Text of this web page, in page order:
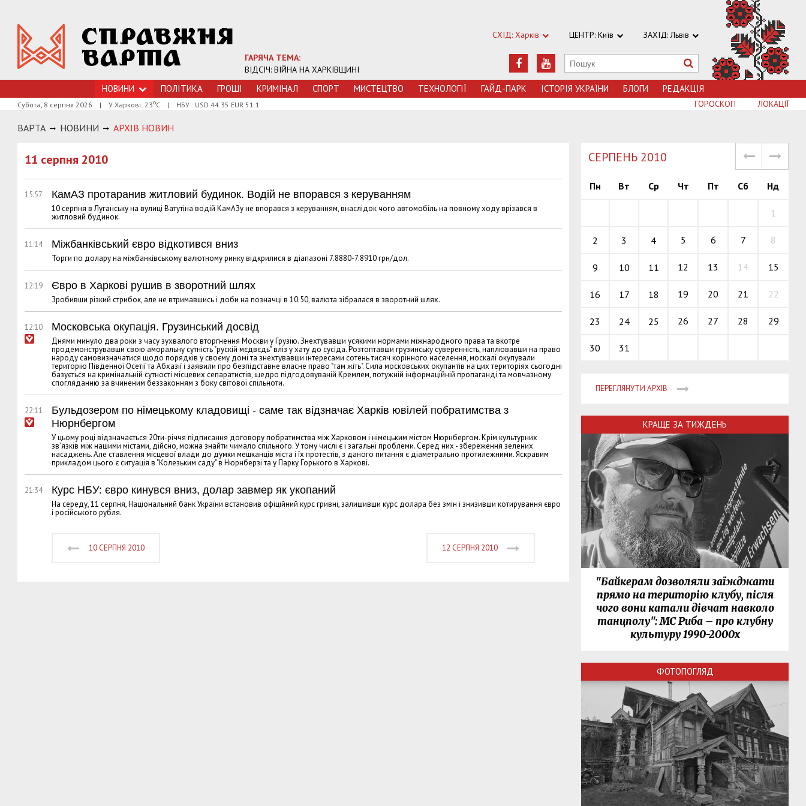
ГАРЯЧА ТЕМА:
ВІДСІЧ: ВІЙНА НА ХАРКІВЩИНІ
СХІД: Харків ЦЕНТР: Київ ЗАХІД: Львів
НОВИНИ ПОЛІТИКА ГРОШI КРИМIНАЛ СПОРТ МИСТЕЦТВО ТЕХНОЛОГIЇ ГАЙД-ПАРК ІСТОРІЯ УКРАЇНИ БЛОГИ РЕДАКЦІЯ
Субота, 8 серпня 2026 | У Харкові: 23оС | НБУ : USD 44.35 EUR 51.1 ЛОКАЦІЇ
ГОРОСКОП
ВАРТА НОВИНИ АРХIВ НОВИН
11 серпня 2010
15:57 КамАЗ протаранив житловий будинок. Водій не впорався з керуванням
10 серпня в Луганську на вулиці Ватутіна водій КамАЗу не впорався з керуванням, внаслідок чого автомобіль на повному ходу врізався в
житловий будинок.
11:14 Міжбанківський євро відкотився вниз
Торги по долару на міжбанківському валютному ринку відкрилися в діапазоні 7.8880-7.8910 грн/дол.
12:19 Євро в Харкові рушив в зворотний шлях
Зробивши різкий стрибок, але не втримавшись і доби на позначці в 10.50, валюта зібралася в зворотний шлях.
12:10 Московська окупація. Грузинський досвід
Днями минуло два роки з часу зухвалого вторгнення Москви у Грузію. Знехтувавши усякими нормами міжнародного права та вкотре
продемонструвавши свою аморальну сутність "рускій мєдвєдь" вліз у хату до сусіда. Розтоптавши грузинську суверенність, наплювавши на право
народу самовизначатися щодо порядків у своєму домі та знехтувавши інтересами сотень тисяч корінного населення, москалі окупували
територію Південної Осетії та Абхазії і заявили про безпідставне власне право "там жіть". Сила московських окупантів на цих територіях сьогодні
базується на кримінальній сутності місцевих сепаратистів, щедро підгодовуваній Кремлем, потужній інформаційній пропаганді та мовчазному
спогляданню за вчиненим беззаконням з боку світової спільноти.
22:11
Бульдозером по німецькому кладовищі - саме так відзначає Харків ювілей побратимства з
Нюрнбергом
У цьому році відзначається 20ти-річчя підписання договору побратимства між Харковом і німецьким містом Нюрнбергом. Крім культурних
зв'язків між нашими містами, дійсно, можна знайти чимало спільного. У тому числі є і загальні проблеми. Серед них - збереження зелених
насаджень. Але ставлення місцевої влади до думки мешканців міста і їх протестів, з даного питання є діаметрально протилежними. Яскравим
прикладом цього є ситуація в "Колезьким саду" в Нюрнберзі та у Парку Горького в Харкові.
21:34 Курс НБУ: євро кинувся вниз, долар завмер як укопаний
На середу, 11 серпня, Національний банк України встановив офіційний курс гривні, залишивши курс долара без змін і знизивши котирування євро
і російського рубля.
10 СЕРПНЯ 2010 12 СЕРПНЯ 2010
СЕРПЕНЬ 2010
Пн Вт Ср Чт Пт Сб Нд
1
2 3 4 5 6 7 8
9 10 11 12 13 14 15
16 17 18 19 20 21 22
23 24 25 26 27 28 29
30 31
ПЕРЕГЛЯНУТИ АРХІВ
КРАЩЕ ЗА ТИЖДЕНЬ
"Байкерам дозволяли заїжджати
прямо на територію клубу, після
чого вони катали дівчат навколо
танцполу": МС Риба – про клубну
культуру 1990-2000х
ФОТОПОГЛЯД